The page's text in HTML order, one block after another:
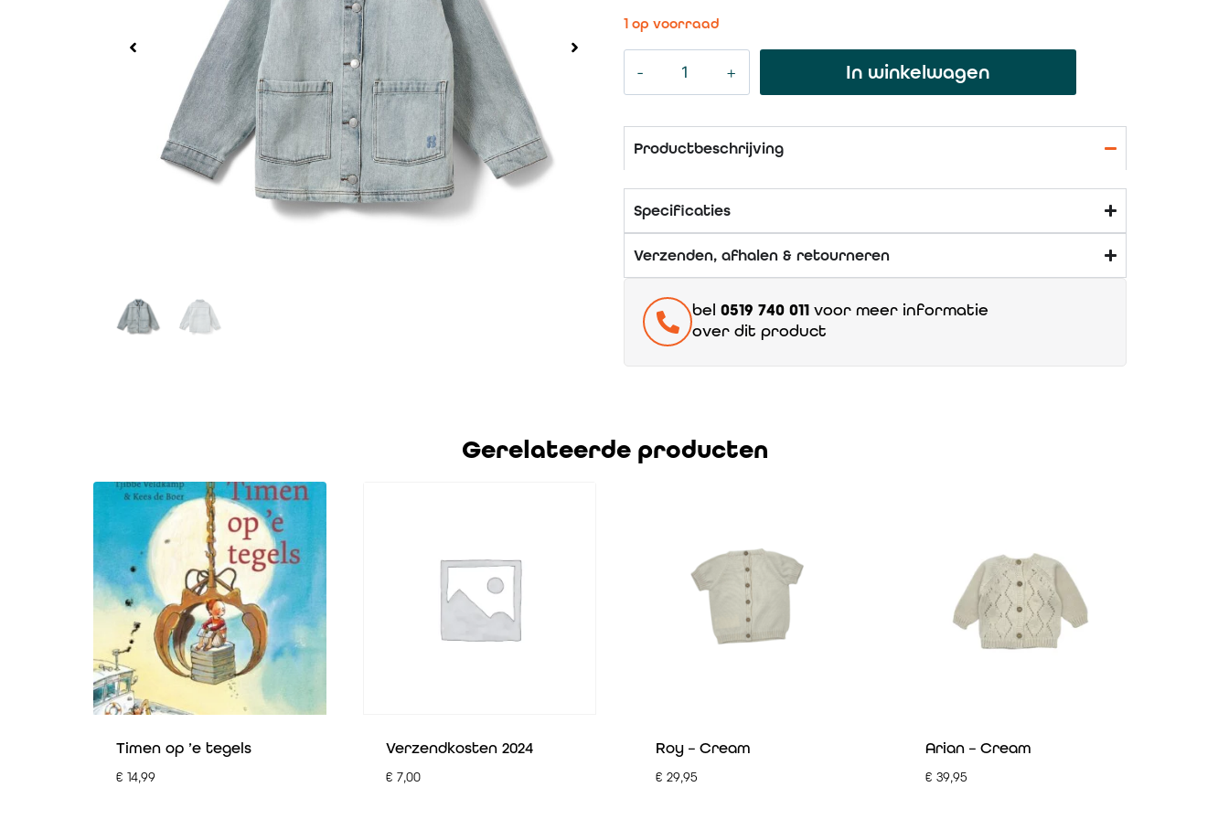
1 op voorraad
In winkelwagen
Productbeschrijving
Specificaties
Verzenden, afhalen & retourneren
bel 0519 740 011 voor meer informatie
over dit product
Gerelateerde producten
Timen op ’e tegels
€ 14,99
Verzendkosten 2024
€ 7,00
Roy – Cream
€ 29,95
Arian – Cream
€ 39,95